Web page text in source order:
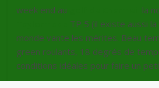
week end au
la
TP 5 (il existe aussi
monde vante les mérites. Beau
green roulants, 18 degrés de
conditions idéales pour faire un